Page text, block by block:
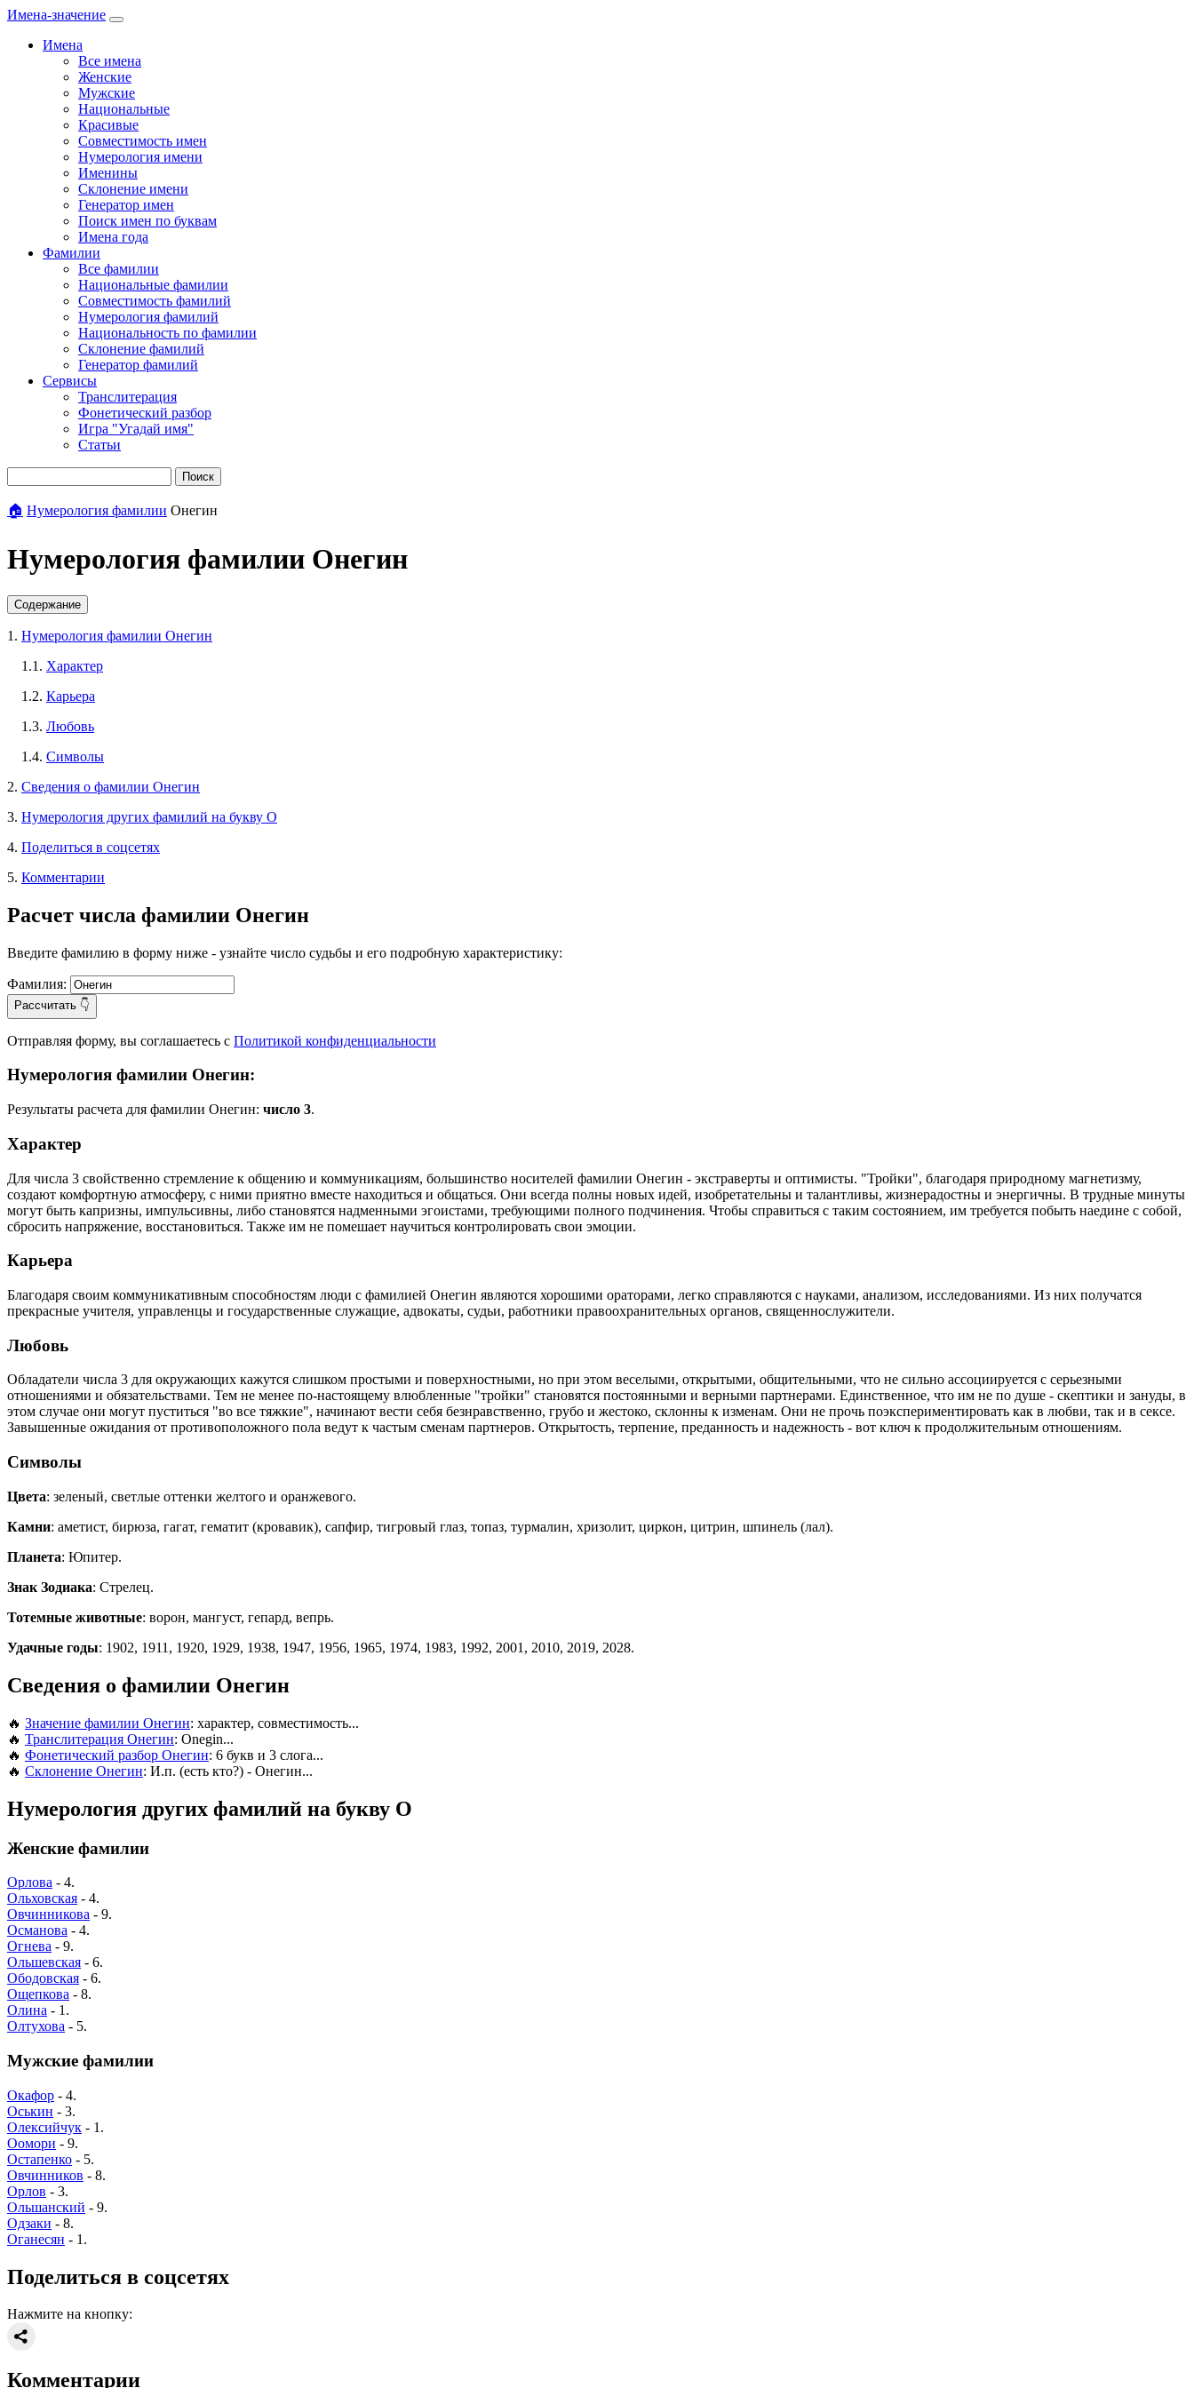
Имена-значение
Имена
Все имена
Женские
Мужские
Национальные
Красивые
Совместимость имен
Нумерология имени
Именины
Склонение имени
Генератор имен
Поиск имен по буквам
Имена года
Фамилии
Все фамилии
Национальные фамилии
Совместимость фамилий
Нумерология фамилий
Национальность по фамилии
Склонение фамилий
Генератор фамилий
Сервисы
Транслитерация
Фонетический разбор
Игра "Угадай имя"
Статьи
Поиск
🏠 Нумерология фамилии Онегин
Нумерология фамилии Онегин
Содержание
1. Нумерология фамилии Онегин
1.1. Характер
1.2. Карьера
1.3. Любовь
1.4. Символы
2. Сведения о фамилии Онегин
3. Нумерология других фамилий на букву О
4. Поделиться в соцсетях
5. Комментарии
Расчет числа фамилии Онегин
Введите фамилию в форму ниже - узнайте число судьбы и его подробную характеристику:
Фамилия:
Рассчитать 👇
Отправляя форму, вы соглашаетесь с Политикой конфиденциальности
Нумерология фамилии Онегин:
Результаты расчета для фамилии Онегин: число 3.
Характер
Для числа 3 свойственно стремление к общению и коммуникациям, большинство носителей фамилии Онегин - экстраверты и оптимисты. "Тройки", благодаря природному магнетизму,
создают комфортную атмосферу, с ними приятно вместе находиться и общаться. Они всегда полны новых идей, изобретательны и талантливы, жизнерадостны и энергичны. В трудные минуты
могут быть капризны, импульсивны, либо становятся надменными эгоистами, требующими полного подчинения. Чтобы справиться с таким состоянием, им требуется побыть наедине с собой,
сбросить напряжение, восстановиться. Также им не помешает научиться контролировать свои эмоции.
Карьера
Благодаря своим коммуникативным способностям люди с фамилией Онегин являются хорошими ораторами, легко справляются с науками, анализом, исследованиями. Из них получатся
прекрасные учителя, управленцы и государственные служащие, адвокаты, судьи, работники правоохранительных органов, священнослужители.
Любовь
Обладатели числа 3 для окружающих кажутся слишком простыми и поверхностными, но при этом веселыми, открытыми, общительными, что не сильно ассоциируется с серьезными
отношениями и обязательствами. Тем не менее по-настоящему влюбленные "тройки" становятся постоянными и верными партнерами. Единственное, что им не по душе - скептики и зануды, в
этом случае они могут пуститься "во все тяжкие", начинают вести себя безнравственно, грубо и жестоко, склонны к изменам. Они не прочь поэкспериментировать как в любви, так и в сексе.
Завышенные ожидания от противоположного пола ведут к частым сменам партнеров. Открытость, терпение, преданность и надежность - вот ключ к продолжительным отношениям.
Символы
Цвета: зеленый, светлые оттенки желтого и оранжевого.
Камни: аметист, бирюза, гагат, гематит (кровавик), сапфир, тигровый глаз, топаз, турмалин, хризолит, циркон, цитрин, шпинель (лал).
Планета: Юпитер.
Знак Зодиака: Стрелец.
Тотемные животные: ворон, мангуст, гепард, вепрь.
Удачные годы: 1902, 1911, 1920, 1929, 1938, 1947, 1956, 1965, 1974, 1983, 1992, 2001, 2010, 2019, 2028.
Сведения о фамилии Онегин
🔥 Значение фамилии Онегин: характер, совместимость...
🔥 Транслитерация Онегин: Onegin...
🔥 Фонетический разбор Онегин: 6 букв и 3 слога...
🔥 Склонение Онегин: И.п. (есть кто?) - Онегин...
Нумерология других фамилий на букву О
Женские фамилии
Орлова - 4.
Ольховская - 4.
Овчинникова - 9.
Османова - 4.
Огнева - 9.
Ольшевская - 6.
Ободовская - 6.
Ощепкова - 8.
Олина - 1.
Олтухова - 5.
Мужские фамилии
Окафор - 4.
Оськин - 3.
Олексийчук - 1.
Оомори - 9.
Остапенко - 5.
Овчинников - 8.
Орлов - 3.
Ольшанский - 9.
Одзаки - 8.
Оганесян - 1.
Поделиться в соцсетях
Нажмите на кнопку:
Комментарии